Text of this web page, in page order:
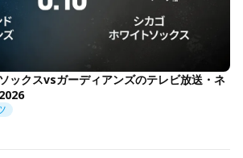
ックスvsガーディアンズのテレビ放送・ネ